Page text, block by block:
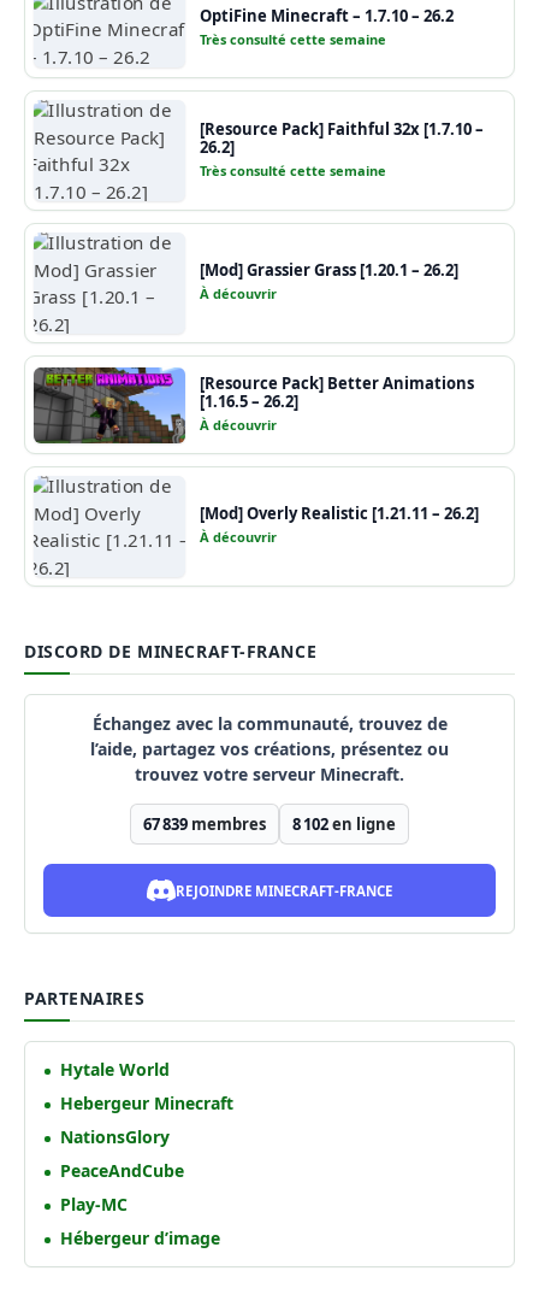
OptiFine Minecraft – 1.7.10 – 26.2
Très consulté cette semaine
[Resource Pack] Faithful 32x [1.7.10 –
26.2]
Très consulté cette semaine
[Mod] Grassier Grass [1.20.1 – 26.2]
À découvrir
[Resource Pack] Better Animations
[1.16.5 – 26.2]
À découvrir
[Mod] Overly Realistic [1.21.11 – 26.2]
À découvrir
DISCORD DE MINECRAFT-FRANCE
Échangez avec la communauté, trouvez de
l’aide, partagez vos créations, présentez ou
trouvez votre serveur Minecraft.
67 839 membres 8 102en ligne
REJOINDRE MINECRAFT-FRANCE
PARTENAIRES
Hytale World
Hebergeur Minecraft
NationsGlory
PeaceAndCube
Play-MC
Hébergeur d’image